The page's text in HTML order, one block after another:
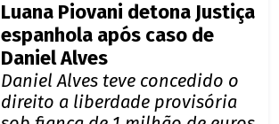
Luana Piovani detona Justiça
espanhola após caso de
Daniel Alves
Daniel Alves teve concedido o
direito a liberdade provisória